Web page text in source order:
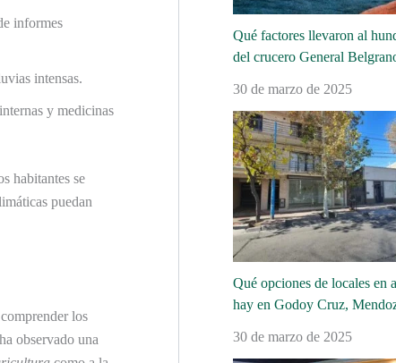
informes
intensas.
y medicinas
habitantes se
puedan
los
observado una
Qué factores llevaron al
del crucero General
30 de marzo de 2025
Qué opciones de locales en
hay en Godoy Cruz,
30 de marzo de 2025